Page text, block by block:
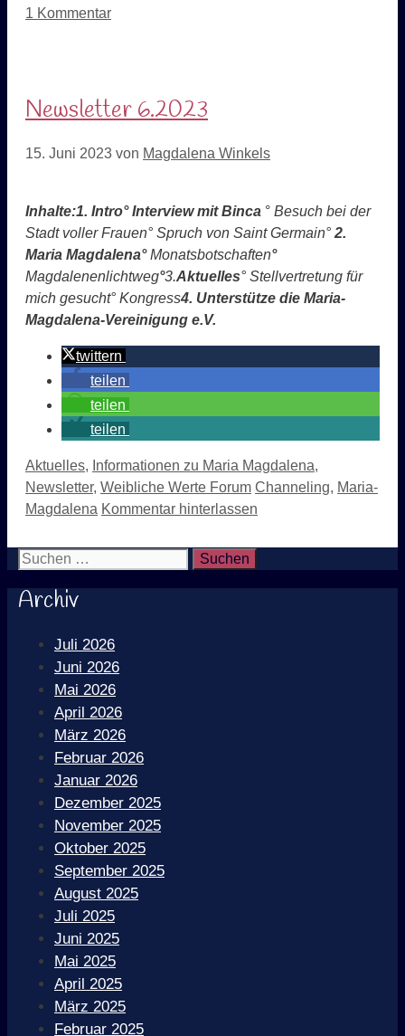
1 Kommentar
Newsletter 6.2023
15. Juni 2023 von Magdalena Winkels
Inhalte:1. Intro° Interview mitBinca ° Besuch bei der
Stadt voller Frauen° Spruch von Saint Germain° 2.
Maria Magdalena°Monatsbotschaften°
Magdalenenlichtweg°3.Aktuelles° Stellvertretung für
mich gesucht° Kongress4. Unterstütze die Maria-
Magdalena-Vereinigung e.V.
twittern
teilen
teilen
teilen
Kategorien
Aktuelles, Informationen zu Maria Magdalena,
Newsletter, Weibliche Werte Forum Schlagwörter
Channeling, Maria-
Magdalena Kommentar hinterlassen
Suchen nach:
Archiv
Juli 2026
Juni 2026
Mai 2026
April 2026
März 2026
Februar 2026
Januar 2026
Dezember 2025
November 2025
Oktober 2025
September 2025
August 2025
Juli 2025
Juni 2025
Mai 2025
April 2025
März 2025
Februar 2025